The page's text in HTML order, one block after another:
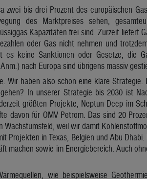
zwei bis drei Prozent des europäischen
des Marktpreises sehen,
Kapazitäten frei sind. Zurzeit liefert
oder Gas nicht nehmen und
es keine Sanktionen oder Gesetze, die
nach Europa sind übrigens massiv
Wir haben also schon eine klare Strategie.
In unserer Strategie bis 2030 ist
größten Projekte, Neptun Deep im
davon für OMV Petrom. Das sind 20
Wachstumsfeld, weil wir damit
Projekten in Texas, Belgien und Abu
machen sowie im Energiebereich. Auch
wie beispielsweise